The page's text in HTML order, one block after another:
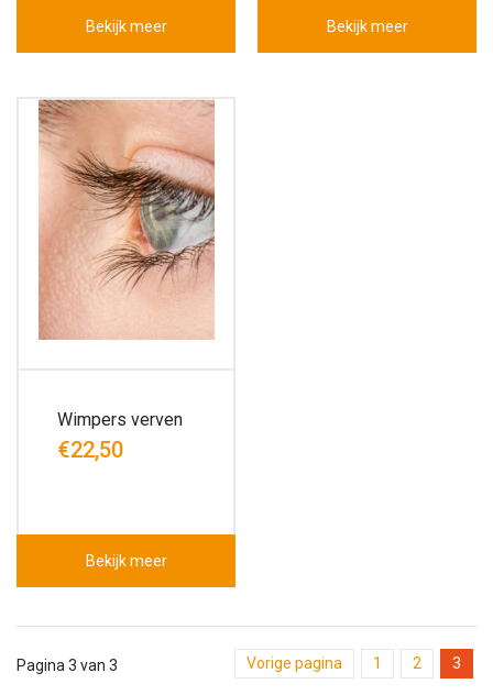
Bekijk meer Bekijk meer
Wimpers verven
€22,50
Bekijk meer
Pagina 3 van 3 Vorige pagina 1 2 3